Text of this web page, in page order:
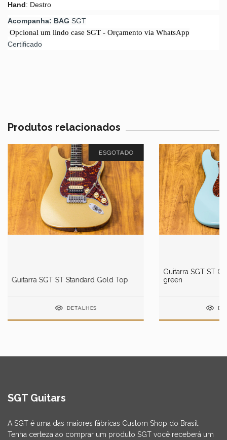
Hand: Destro
Acompanha: BAG SGT
Opcional um lindo case SGT - Orçamento via WhatsApp
Certificado
Produtos relacionados
ESGOTADO
Guitarra SGT ST Standard Gold Top
DETALHES
Guitarra SGT ST
green
SGT Guitars
A SGT é uma das maiores fábricas Custom Shop do Brasil.
Tenha certeza ao comprar um produto SGT você receberá um